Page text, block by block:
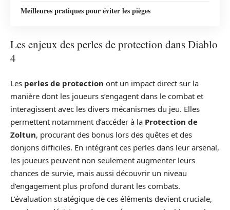
Meilleures pratiques pour éviter les pièges
Les enjeux des perles de protection dans Diablo
4
Les perles de protection ont un impact direct sur la
manière dont les joueurs s’engagent dans le combat et
interagissent avec les divers mécanismes du jeu. Elles
permettent notamment d’accéder à la Protection de
Zoltun, procurant des bonus lors des quêtes et des
donjons difficiles. En intégrant ces perles dans leur arsenal,
les joueurs peuvent non seulement augmenter leurs
chances de survie, mais aussi découvrir un niveau
d’engagement plus profond durant les combats.
L’évaluation stratégique de ces éléments devient cruciale,